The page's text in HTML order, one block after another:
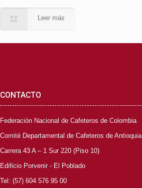
Leer más
CONTACTO
Federación Nacional de Cafeteros de Colombia
Comité Departamental de Cafeteros de Antioquia
Carrera 43 A – 1 Sur 220 (Piso 10)
Edificio Porvenir - El Poblado
Tel: (57) 604 576 95 00